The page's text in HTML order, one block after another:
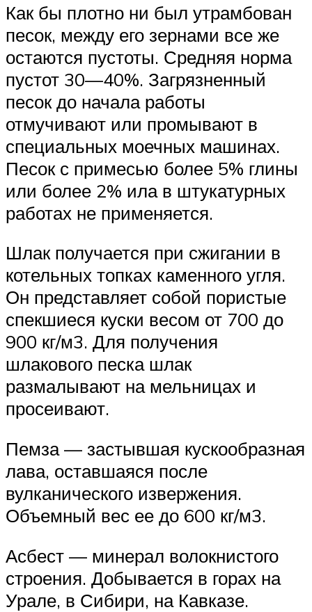
Как бы плотно ни был утрамбован
песок, между его зернами все же
остаются пустоты. Средняя норма
пустот 30—40%. Загрязненный
песок до начала работы
отмучивают или промывают в
специальных моечных машинах.
Песок с примесью более 5% глины
или более 2% ила в штукатурных
работах не применяется.
Шлак получается при сжигании в
котельных топках каменного угля.
Он представляет собой пористые
спекшиеся куски весом от 700 до
900 кг/м3. Для получения
шлакового песка шлак
размалывают на мельницах и
просеивают.
Пемза — застывшая кускообразная
лава, оставшаяся после
вулканического извержения.
Объемный вес ее до 600 кг/м3.
Асбест — минерал волокнистого
строения. Добывается в горах на
Урале, в Сибири, на Кавказе.